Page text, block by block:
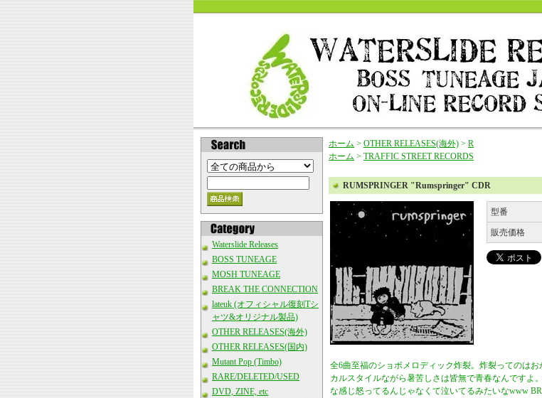
Waterslide Releases
BOSS TUNEAGE
MOSH TUNEAGE
BREAK THE CONNECTION
lateuk (オフィシャル復刻Tシ
ャツ&オリジナル製品)
OTHER RELEASES(海外)
OTHER RELEASES(国内)
Mutant Pop (Timbo)
RARE/DELETED/USED
DVD, ZINE, etc
ホーム > OTHER RELEASES(海外) > R
ホーム > TRAFFIC STREET RECORDS
RUMSPRINGER "Rumspringer" CDR
型番
販売価格
全6曲至福のショボメロディック炸裂。炸裂ってのは
カルスタイルながら暑苦しさは皆無で青春なんですよ
な感じ怒ってるんじゃなくて泣いてるみたいなwww